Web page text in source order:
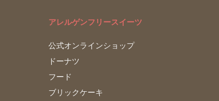
アレルゲンフリースイーツ
公式オンラインショップ
ドーナツ
フード
ブリックケーキ